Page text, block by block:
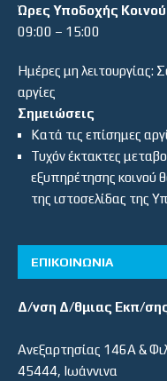
Ώρες Υποδοχής
09:00 – 15:00
Ημέρες μη λειτουργίας:
αργίες
Σημειώσεις
Κατά τις επίσημες
Τυχόν έκτακτες
εξυπηρέτησης κοινού
της ιστοσελίδας της
ΕΠΙΚΟΙΝΩΝΙΑ
Δ/νση Δ/θμιας Εκπ/
Ανεξαρτησίας 146Α &
45444, Ιωάννινα